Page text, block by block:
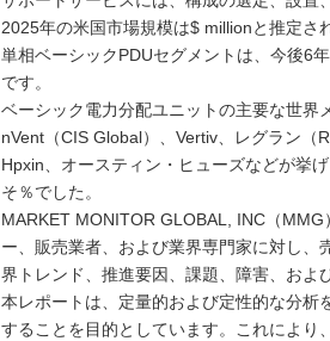
2025年の米国市場規模は$ millionと推定さ
単相ベーシックPDUセグメントは、今後6
です。
ベーシック電力分配ユニットの主要な世界
nVent（CIS Global）、Vertiv、レグラン（
Hpxin、オースティン・ヒューズなどが挙
そ％でした。
MARKET MONITOR GLOBAL, INC（
ー、販売業者、および業界専門家に対し
界トレンド、推進要因、課題、障害、およ
本レポートは、定量的および定性的な分析
することを目的としています。これにより